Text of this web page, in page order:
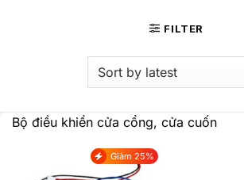
FILTER
Bộ điều khiển cửa cổng, cửa cuốn
Giảm 25%